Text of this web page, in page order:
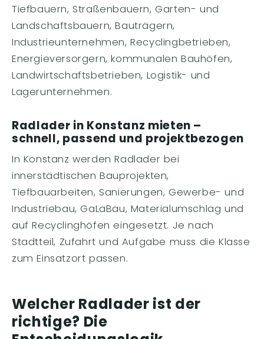
Tiefbauern, Straßenbauern, Garten- und
Landschaftsbauern, Bauträgern,
Industrieunternehmen, Recyclingbetrieben,
Energieversorgern, kommunalen Bauhöfen,
Landwirtschaftsbetrieben, Logistik- und
Lagerunternehmen.
Radlader in Konstanz mieten –
schnell, passend und projektbezogen
In Konstanz werden Radlader bei
innerstädtischen Bauprojekten,
Tiefbauarbeiten, Sanierungen, Gewerbe- und
Industriebau, GaLaBau, Materialumschlag und
auf Recyclinghöfen eingesetzt. Je nach
Stadtteil, Zufahrt und Aufgabe muss die Klasse
zum Einsatzort passen.
Welcher Radlader ist der
richtige? Die